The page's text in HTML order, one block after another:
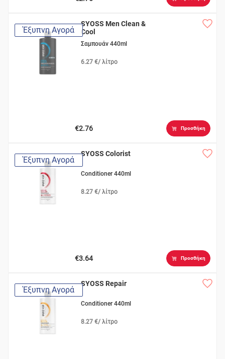
Έξυπνη Αγορά
SYOSS Men Clean &
Cool
Σαμπουάν 440ml
6.27 €/ λίτρο
€2.76 Προσθήκη
Έξυπνη Αγορά
SYOSS Colorist
Conditioner 440ml
8.27 €/ λίτρο
€3.64 Προσθήκη
Έξυπνη Αγορά
SYOSS Repair
Conditioner 440ml
8.27 €/ λίτρο